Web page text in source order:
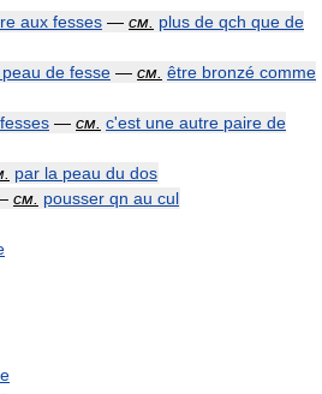
aux fesses — см. plus de qch que de
de fesse — см. être bronzé comme
— см. c'est une autre paire de
par la peau du dos
см. pousser qn au cul